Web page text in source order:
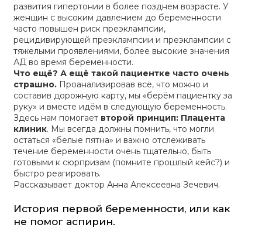
развития гипертонии в более позднем возрасте. У
женщин с высоким давлением до беременности
часто повышен риск преэклампсии,
рецидивирующей преэклампсии и преэклампсии с
тяжелыми проявлениями, более высокие значения
АД во время беременности.
Что ещё? А ещё такой пациентке часто очень
страшно. Проанализировав всё, что можно и
составив дорожную карту, мы «берём пациентку за
руку» и вместе идём в следующую беременность.
Здесь нам помогает второй принцип: Плацента
клиник. Мы всегда должны помнить, что могли
остаться «белые пятна» и важно отслеживать
течение беременности очень тщательно, быть
готовыми к сюрпризам (помните прошлый кейс?) и
быстро реагировать.
Рассказывает доктор Анна Алексеевна Зечевич.
История первой беременности, или как
не помог аспирин.